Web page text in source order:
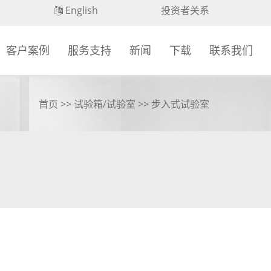
English 投资者关系
客户案例 服务支持 新闻 下载 联系我们
首页 >>试验箱/试验室 >> 步入式试验室